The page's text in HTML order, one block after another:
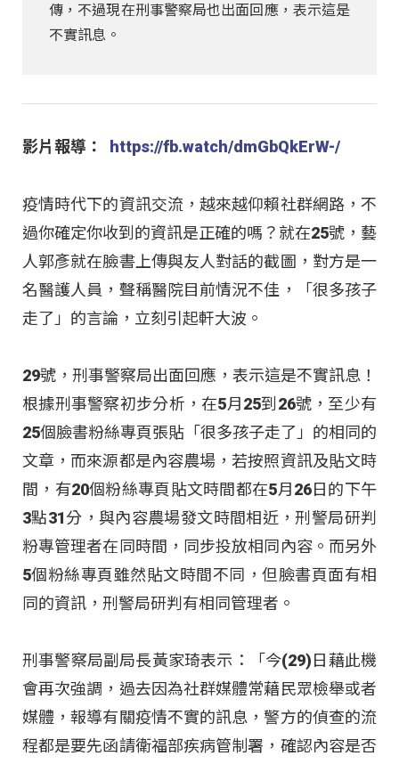
傳，不過現在刑事警察局也出面回應，表示這是
不實訊息。
影片報導： https://fb.watch/dmGbQkErW-/
疫情時代下的資訊交流，越來越仰賴社群網路，不
過你確定你收到的資訊是正確的嗎？就在25號，藝
人郭彥就在臉書上傳與友人對話的截圖，對方是一
名醫護人員，聲稱醫院目前情況不佳，「很多孩子
走了」的言論，立刻引起軒大波。
29號，刑事警察局出面回應，表示這是不實訊息！
根據刑事警察初步分析，在5月25到26號，至少有
25個臉書粉絲專頁張貼「很多孩子走了」的相同的
文章，而來源都是內容農場，若按照資訊及貼文時
間，有20個粉絲專頁貼文時間都在5月26日的下午
3點31分，與內容農場發文時間相近，刑警局研判
粉專管理者在同時間，同步投放相同內容。而另外
5個粉絲專頁雖然貼文時間不同，但臉書頁面有相
同的資訊，刑警局研判有相同管理者。
刑事警察局副局長黃家琦表示：「今(29)日藉此機
會再次強調，過去因為社群媒體常藉民眾檢舉或者
媒體，報導有關疫情不實的訊息，警方的偵查的流
程都是要先函請衛福部疾病管制署，確認內容是否